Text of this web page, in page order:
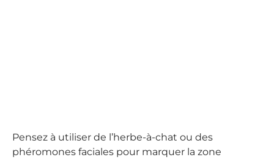
Pensez à utiliser de l’herbe-à-chat ou des
phéromones faciales pour marquer la zone